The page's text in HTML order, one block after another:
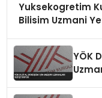
Yuksekogretim
Bilisim Uzmani
YÖK